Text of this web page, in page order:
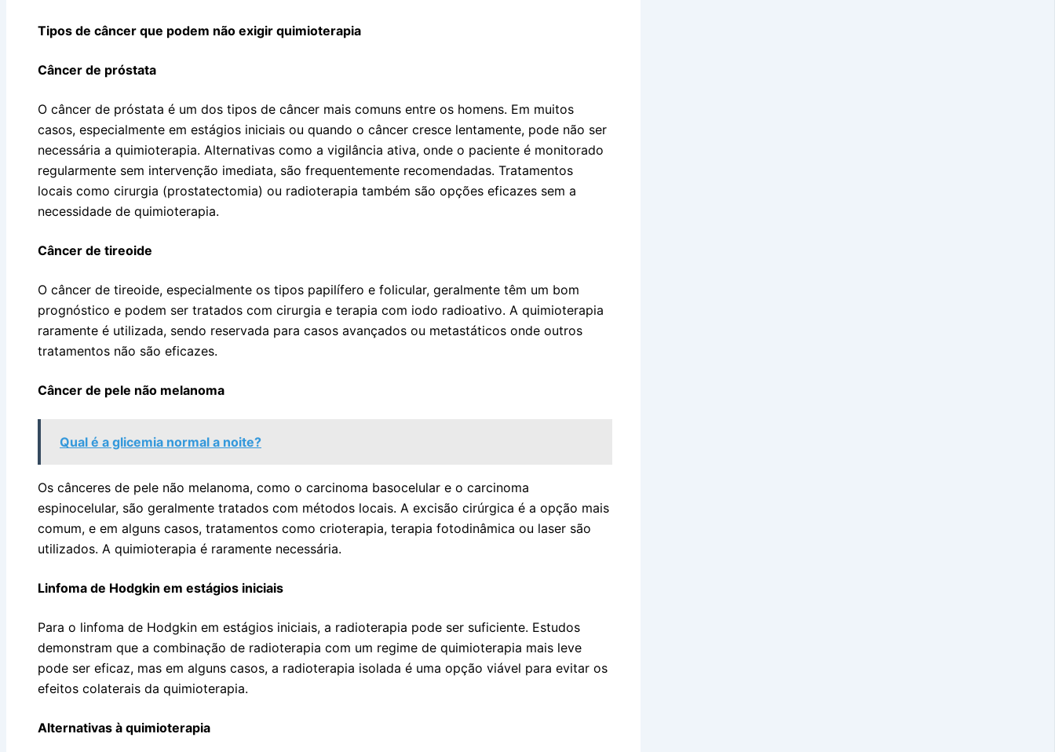
Tipos de câncer que podem não exigir quimioterapia
Câncer de próstata
O câncer de próstata é um dos tipos de câncer mais comuns entre os homens. Em muitos
casos, especialmente em estágios iniciais ou quando o câncer cresce lentamente, pode não ser
necessária a quimioterapia. Alternativas como a vigilância ativa, onde o paciente é monitorado
regularmente sem intervenção imediata, são frequentemente recomendadas. Tratamentos
locais como cirurgia (prostatectomia) ou radioterapia também são opções eficazes sem a
necessidade de quimioterapia.
Câncer de tireoide
O câncer de tireoide, especialmente os tipos papilífero e folicular, geralmente têm um bom
prognóstico e podem ser tratados com cirurgia e terapia com iodo radioativo. A quimioterapia
raramente é utilizada, sendo reservada para casos avançados ou metastáticos onde outros
tratamentos não são eficazes.
Câncer de pele não melanoma
Qual é a glicemia normal a noite?
Os cânceres de pele não melanoma, como o carcinoma basocelular e o carcinoma
espinocelular, são geralmente tratados com métodos locais. A excisão cirúrgica é a opção mais
comum, e em alguns casos, tratamentos como crioterapia, terapia fotodinâmica ou laser são
utilizados. A quimioterapia é raramente necessária.
Linfoma de Hodgkin em estágios iniciais
Para o linfoma de Hodgkin em estágios iniciais, a radioterapia pode ser suficiente. Estudos
demonstram que a combinação de radioterapia com um regime de quimioterapia mais leve
pode ser eficaz, mas em alguns casos, a radioterapia isolada é uma opção viável para evitar os
efeitos colaterais da quimioterapia.
Alternativas à quimioterapia